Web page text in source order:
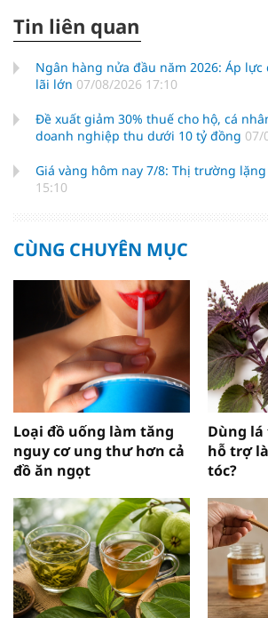
Tin liên quan
Ngân hàng nửa đầu năm 2026: Áp
lãi lớn 07/08/2026 17:10
Đề xuất giảm 30% thuế cho hộ, cá
doanh nghiệp thu dưới 10 tỷ đồng 07/
Giá vàng hôm nay 7/8: Thị trường
15:10
CÙNG CHUYÊN MỤC
Loại đồ uống làm tăng
nguy cơ ung thư hơn cả
đồ ăn ngọt
Dùng
hỗ trợ
tóc?